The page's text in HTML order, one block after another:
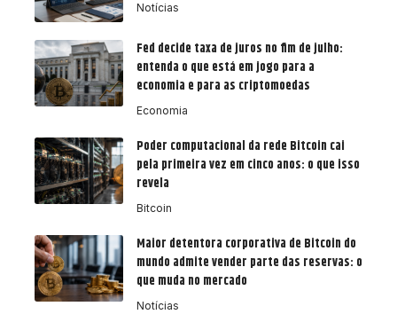
Notícias
Fed decide taxa de juros no fim de julho:
entenda o que está em jogo para a
economia e para as criptomoedas
Economia
Poder computacional da rede Bitcoin cai
pela primeira vez em cinco anos: o que isso
revela
Bitcoin
Maior detentora corporativa de Bitcoin do
mundo admite vender parte das reservas: o
que muda no mercado
Notícias